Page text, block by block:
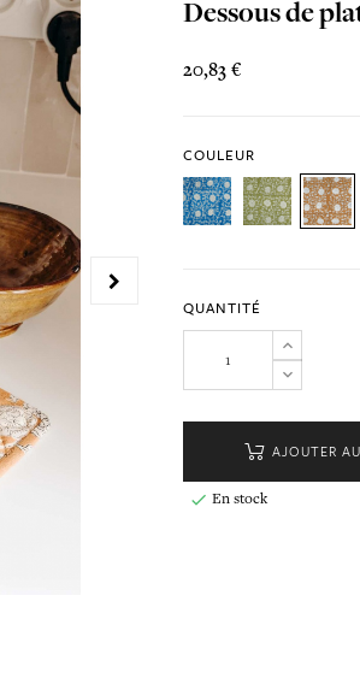
Dessous de
20,83 €
COULEUR
QUANTITÉ
AJOUTER
 En stock